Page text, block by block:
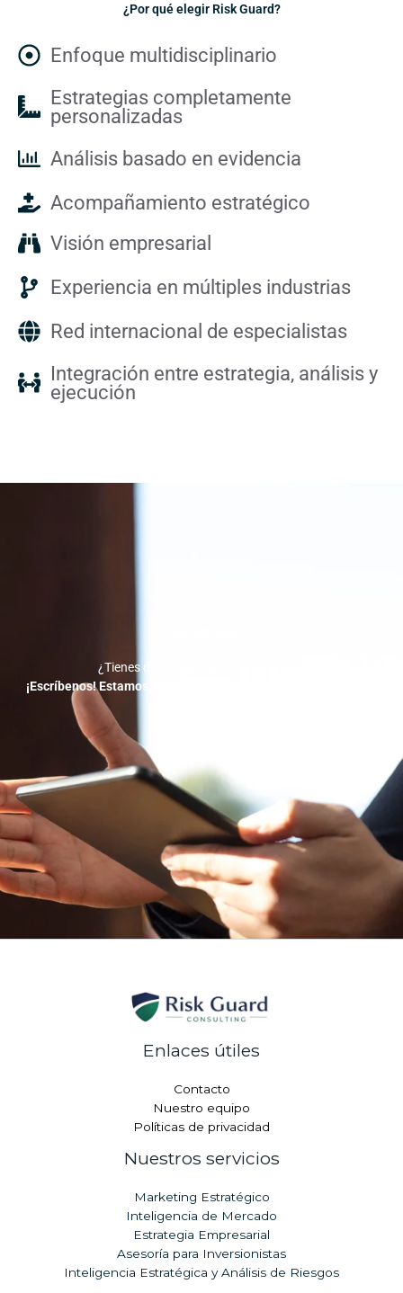
¿Por qué elegir Risk Guard?
Enfoque multidisciplinario
Estrategias completamente
personalizadas
Análisis basado en evidencia
Acompañamiento estratégico
Visión empresarial
Experiencia en múltiples industrias
Red internacional de especialistas
Integración entre estrategia, análisis y
ejecución
¿Tienes dudas o quieres empezar ya?
¡Escríbenos! Estamos a solo un mensaje de ayudarte a crecer.
Enlaces útiles
Contacto
Nuestro equipo
Políticas de privacidad
Nuestros servicios
Marketing Estratégico
Inteligencia de Mercado
Estrategia Empresarial
Asesoría para Inversionistas
Inteligencia Estratégica y Análisis de Riesgos